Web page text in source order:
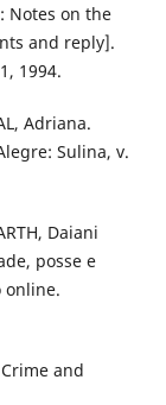
Notes on the
and reply].
1994.
Adriana.
Sulina, v.
Daiani
posse e
online.
and